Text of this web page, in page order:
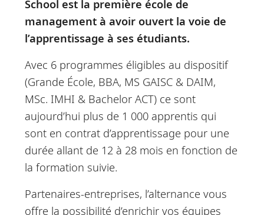
mesure aussi bien vis-à-
des entreprises, des
apprentis, des maîtres
d’apprentissage que des
référents école. Son rôle
non seulement de
démarches de
d’assurer le bon
School est la première école de
management à avoir ouvert la voie de
l’apprentissage à ses étudiants.
Avec 6 programmes éligibles au dispositif
(Grande École, BBA, MS GAISC & DAIM,
MSc. IMHI & Bachelor ACT) ce sont
aujourd’hui plus de 1 000 apprentis qui
sont en contrat d’apprentissage pour une
durée allant de 12 à 28 mois en fonction de
la formation suivie.
Partenaires-entreprises, l’alternance vous
offre la possibilité d’enrichir vos équipes